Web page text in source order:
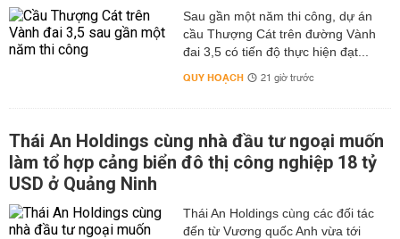
Sau gần một năm thi công, dự án
cầu Thượng Cát trên đường Vành
đai 3,5 có tiến độ thực hiện đạt...
QUY HOẠCH 21 giờ trước
Thái An Holdings cùng nhà đầu tư ngoại muốn
làm tổ hợp cảng biển đô thị công nghiệp 18 tỷ
USD ở Quảng Ninh
Thái An Holdings cùng các đối tác
đến từ Vương quốc Anh vừa tới